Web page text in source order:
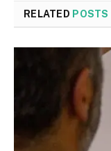
RELATED POSTS